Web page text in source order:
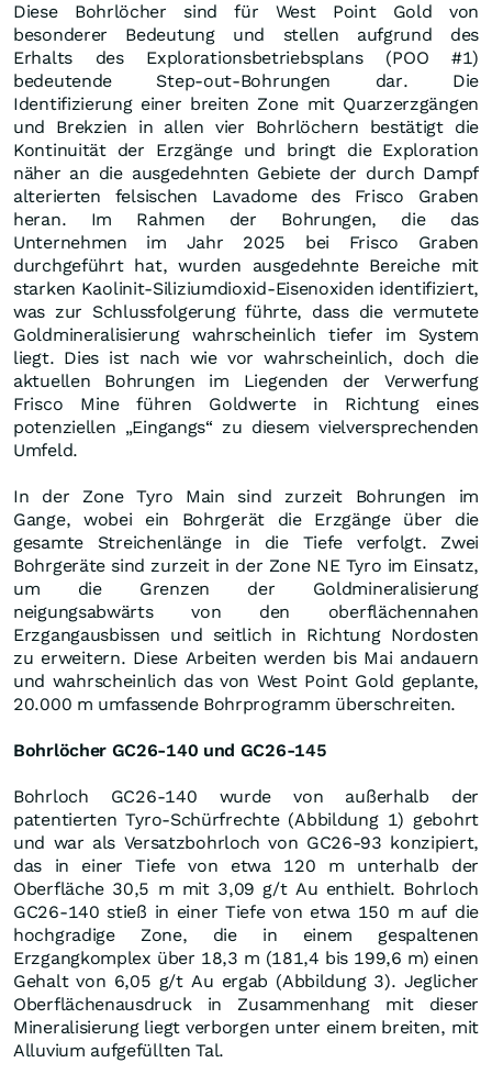
Diese Bohrlöcher sind für West Point Gold von
besonderer Bedeutung und stellen aufgrund des
Erhalts des Explorationsbetriebsplans (POO #1)
bedeutende Step-out-Bohrungen dar. Die
Identifizierung einer breiten Zone mit Quarzerzgängen
und Brekzien in allen vier Bohrlöchern bestätigt die
Kontinuität der Erzgänge und bringt die Exploration
näher an die ausgedehnten Gebiete der durch Dampf
alterierten felsischen Lavadome des Frisco Graben
heran. Im Rahmen der Bohrungen, die das
Unternehmen im Jahr 2025 bei Frisco Graben
durchgeführt hat, wurden ausgedehnte Bereiche mit
starken Kaolinit-Siliziumdioxid-Eisenoxiden identifiziert,
was zur Schlussfolgerung führte, dass die vermutete
Goldmineralisierung wahrscheinlich tiefer im System
liegt. Dies ist nach wie vor wahrscheinlich, doch die
aktuellen Bohrungen im Liegenden der Verwerfung
Frisco Mine führen Goldwerte in Richtung eines
potenziellen „Eingangs“ zu diesem vielversprechenden
Umfeld.
In der Zone Tyro Main sind zurzeit Bohrungen im
Gange, wobei ein Bohrgerät die Erzgänge über die
gesamte Streichenlänge in die Tiefe verfolgt. Zwei
Bohrgeräte sind zurzeit in der Zone NE Tyro im Einsatz,
um die Grenzen der Goldmineralisierung
neigungsabwärts von den oberflächennahen
Erzgangausbissen und seitlich in Richtung Nordosten
zu erweitern. Diese Arbeiten werden bis Mai andauern
und wahrscheinlich das von West Point Gold geplante,
20.000 m umfassende Bohrprogramm überschreiten.
Bohrlöcher GC26-140 und GC26-145
Bohrloch GC26-140 wurde von außerhalb der
patentierten Tyro-Schürfrechte (Abbildung 1) gebohrt
und war als Versatzbohrloch von GC26-93 konzipiert,
das in einer Tiefe von etwa 120 m unterhalb der
Oberfläche 30,5 m mit 3,09 g/t Au enthielt. Bohrloch
GC26-140 stieß in einer Tiefe von etwa 150 m auf die
hochgradige Zone, die in einem gespaltenen
Erzgangkomplex über 18,3 m (181,4 bis 199,6 m) einen
Gehalt von 6,05 g/t Au ergab (Abbildung 3). Jeglicher
Oberflächenausdruck in Zusammenhang mit dieser
Mineralisierung liegt verborgen unter einem breiten, mit
Alluvium aufgefüllten Tal.